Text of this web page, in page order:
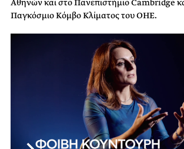
Παγκόσμιο Κόμβο Κλίματος του ΟΗΕ.